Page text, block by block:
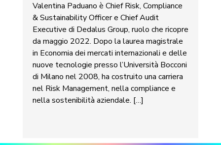
Valentina Paduano è Chief Risk, Compliance
& Sustainability Officer e Chief Audit
Executive di Dedalus Group, ruolo che ricopre
da maggio 2022. Dopo la laurea magistrale
in Economia dei mercati internazionali e delle
nuove tecnologie presso l’Università Bocconi
di Milano nel 2008, ha costruito una carriera
nel Risk Management, nella compliance e
nella sostenibilità aziendale. […]